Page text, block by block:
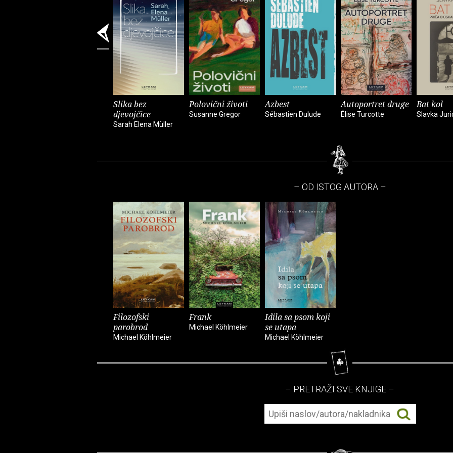
Slika bez
djevojčice
Sarah Elena Müller
Polovični životi
Susanne Gregor
Azbest
Sébastien Dulude
Autoportret druge
Élise Turcotte
Bat kol
Slavka
– OD ISTOG AUTORA –
Filozofski
parobrod
Michael Köhlmeier
Frank
Michael Köhlmeier
Idila sa psom koji
se utapa
Michael Köhlmeier
– PRETRAŽI SVE KNJIGE –